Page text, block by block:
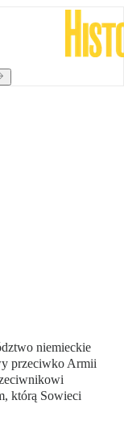
niemieckie
przeciwko Armii
którą Sowieci